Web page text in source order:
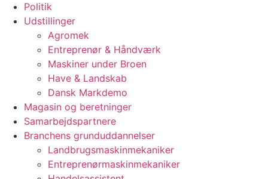
Politik
Udstillinger
Agromek
Entreprenør & Håndværk
Maskiner under Broen
Have & Landskab
Dansk Markdemo
Magasin og beretninger
Samarbejdspartnere
Branchens grunduddannelser
Landbrugsmaskinmekaniker
Entreprenørmaskinmekaniker